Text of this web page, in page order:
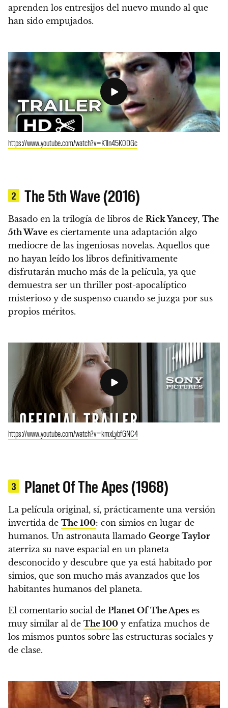
aprenden los entresijos del nuevo mundo al que
han sido empujados.
https://www.youtube.com/watch?v=K1In45K0DGc
2 The 5th Wave (2016)
Basado en la trilogía de libros de Rick Yancey, The
5th Wave es ciertamente una adaptación algo
mediocre de las ingeniosas novelas. Aquellos que
no hayan leído los libros definitivamente
disfrutarán mucho más de la película, ya que
demuestra ser un thriller post-apocalíptico
misterioso y de suspenso cuando se juzga por sus
propios méritos.
https://www.youtube.com/watch?v=kmxLybfGNC4
3 Planet Of The Apes (1968)
La película original, sí, prácticamente una versión
invertida de The 100: con simios en lugar de
humanos. Un astronauta llamado George Taylor
aterriza su nave espacial en un planeta
desconocido y descubre que ya está habitado por
simios, que son mucho más avanzados que los
habitantes humanos del planeta.
El comentario social de Planet Of The Apes es
muy similar al de The 100 y enfatiza muchos de
los mismos puntos sobre las estructuras sociales y
de clase.